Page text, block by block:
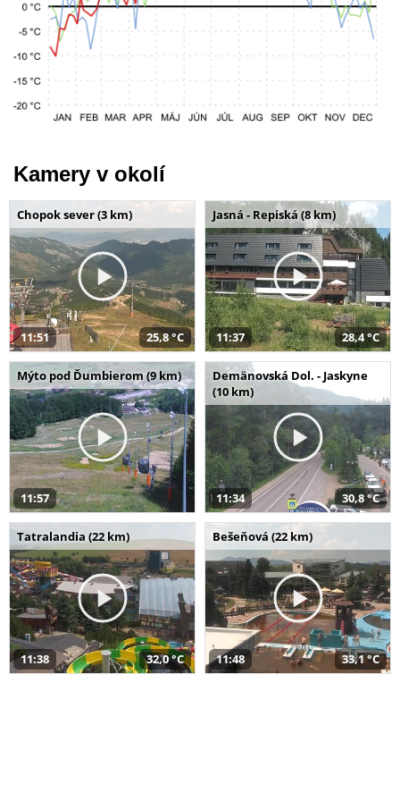
Kamery v okolí
Chopok sever (3 km)
11:51 25,8 °C
Jasná - Repiská (8 km)
11:37 28,4 °C
Mýto pod Ďumbierom (9 km)
11:57
Demänovská Dol. - Jaskyne
(10 km)
11:34 30,8 °C
Tatralandia (22 km)
11:38 32,0 °C
Bešeňová (22 km)
11:48 33,1 °C